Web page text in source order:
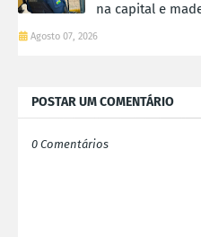
na capital e
Agosto 07, 2026
POSTAR UM COMENTÁRIO
0 Comentários